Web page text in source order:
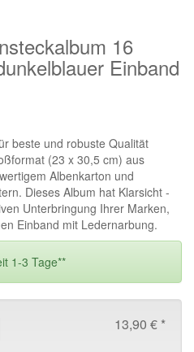
16
Einband
beste und robuste Qualität
(23 x 30,5 cm) aus
Albenkarton und
Dieses Album hat Klarsicht -
Unterbringung Ihrer Marken,
Einband mit Ledernarbung.
1-3 Tage**
13,90 € *